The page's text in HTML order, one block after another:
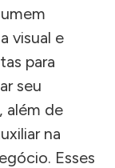
visual e
para
seu
além de
na
Esses